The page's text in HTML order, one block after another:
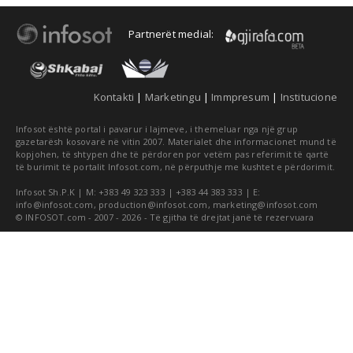
Partnerët medial:
Kontakti | Marketingu | Immpresum | Institucione
Infosot është portal i pavarur i lajmeve, i themeluar nga një grup
gazetarësh kosovarë në vitin 2007. Materialet dhe informacionet mund të
kopjohen, të shtypen dhe të përdoren por vetëm pas referimit të qartë
të burimit të portalit Infosot.com, në përputhje me kushtet e përdorimit.
Infosot Sh.P.K | M: +383 49 323 333 | +383 44 383 333 | E:
info@infosot.com , production@infosot.com , marketing@infosot.com
© INFOSOT.com - 2007 - 2026 - Të gjitha të drejtat janë të rezervuara